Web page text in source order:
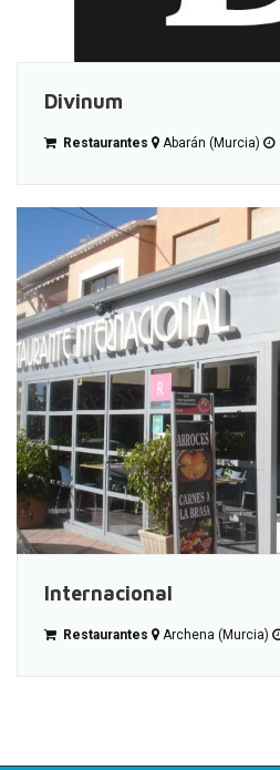
Divinum
Restaurantes Abarán (Murcia)
Internacional
Restaurantes Archena (Murcia)